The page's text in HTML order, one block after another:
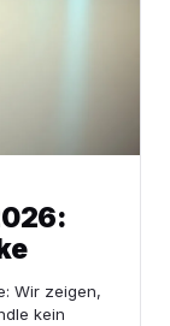
Wir zeigen,
kein